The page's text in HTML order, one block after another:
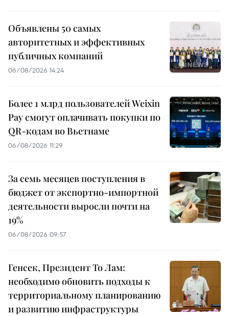
Объявлены 50 самых
авторитетных и эффективных
публичных компаний
06/08/2026 14:24
Более 1 млрд пользователей Weixin
Pay смогут оплачивать покупки по
QR-кодам во Вьетнаме
06/08/2026 11:29
За семь месяцев поступления в
бюджет от экспортно-импортной
деятельности выросли почти на
19%
06/08/2026 09:57
Генсек, Президент То Лам:
необходимо обновить подходы к
территориальному планированию
и развитию инфраструктуры